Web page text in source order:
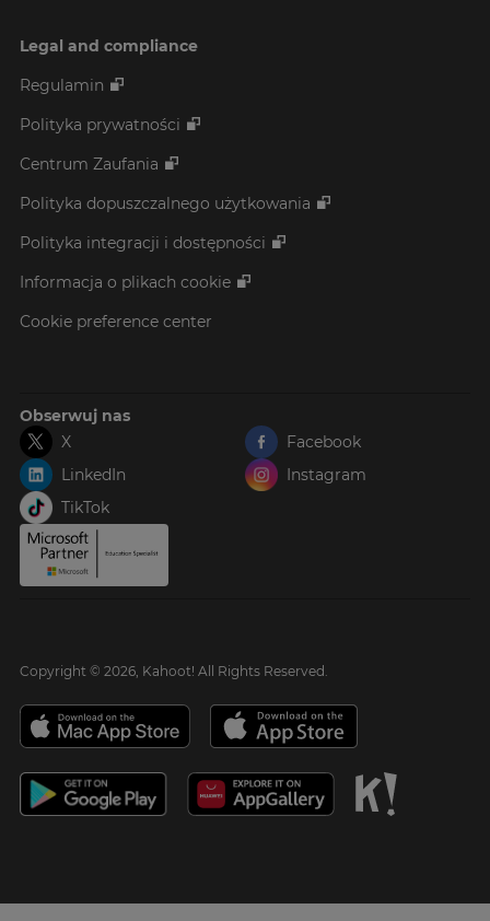
Legal and compliance
Regulamin
Polityka prywatności
Centrum Zaufania
Polityka dopuszczalnego użytkowania
Polityka integracji i dostępności
Informacja o plikach cookie
Cookie preference center
Obserwuj nas
X
Facebook
LinkedIn
Instagram
TikTok
Copyright © 2026, Kahoot! All Rights Reserved.